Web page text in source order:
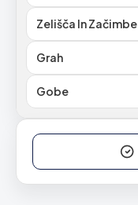
Zelišča In Začimbe
Grah
Gobe